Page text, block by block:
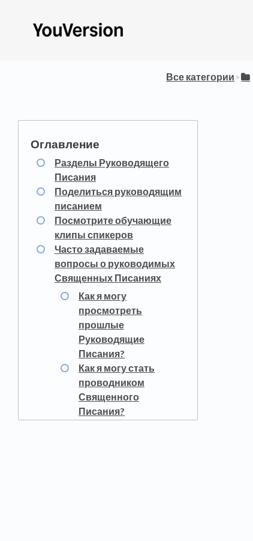
Все категории​>​
Разделы Руководящего
Писания
Поделиться руководящим
писанием
Посмотрите обучающие
клипы спикеров
Часто задаваемые
вопросы о руководимых
Священных Писаниях
Как я могу
просмотреть
прошлые
Руководящие
Писания?
Как я могу стать
проводником
Священного
Писания?